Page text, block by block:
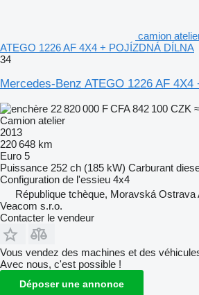
camion
ATEGO 1226 AF 4X4 + POJÍZDNÁ DÍLNA
34
Mercedes-Benz ATEGO 1226 AF
22 820 000 F CFA842 100 CZK
Camion atelier
2013
220 648 km
Euro 5
Puissance 252 ch (185 kW) Carburant
Configuration de l'essieu 4x4
République tchèque, Moravská Ostrava
Veacom s.r.o.
Contacter le vendeur
Vous vendez des machines et des
Avec nous, c'est possible !
Déposer une annonce